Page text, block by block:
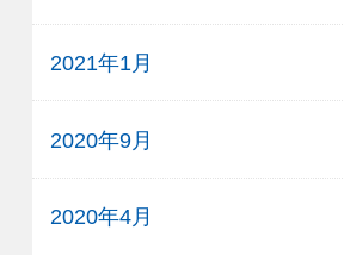
2021年1月
2020年9月
2020年4月